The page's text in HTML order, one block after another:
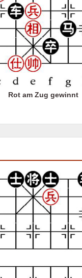
Rot am Zug gewinnt